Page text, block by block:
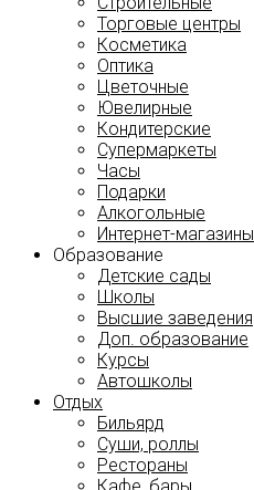
Торговые центры
Косметика
Оптика
Цветочные
Ювелирные
Кондитерские
Супермаркеты
Часы
Подарки
Алкогольные
Интернет-магазины
Образование
Детские сады
Школы
Высшие заведения
Доп. образование
Курсы
Автошколы
Отдых
Бильярд
Суши, роллы
Рестораны
Кафе, бары